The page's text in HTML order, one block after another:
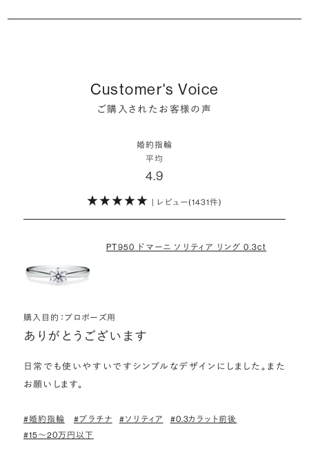
ダイヤモンド供給元のデータと直接繋がる独自の検索画面で、品質を
機関が発行した鑑定書が付き、品質が保証されます。
・メレダイヤモンドまでブライダル品質
婚約指輪にさらなる華やかさを添える小ぶりなダイヤモンドも、一般的
わたしたちのダイヤモンドについて
詳しくはこちら
検討していただければと思います。
※データ出典：結婚マーケット調査2025
しかし、サプライズで贈り贈られるのも、やはり素敵な経験。ブリリアン
ぜひお二人らしいスタイルを見つけてみてください。
Customer's Voice
ご購入されたお客様の声
婚約指輪
平均
4.9
| レビュー(1431件)
PT950 ドマーニ ソリティア リング 0.3ct
購入目的：プロポーズ用
ありがとうございます
日常でも使いやすいですシンプルなデザインにしました。また
お願いします。
#婚約指輪 #プラチナ #ソリティア
#0.3カラット前後
#15〜20万円以下